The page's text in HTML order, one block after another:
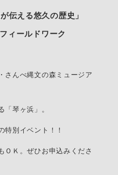
伝える悠久の歴史」
ィールドワーク
さんべ縄文の森ミュージア
琴ヶ浜」。
特別イベント！！
ＯＫ。ぜひお申込みくださ